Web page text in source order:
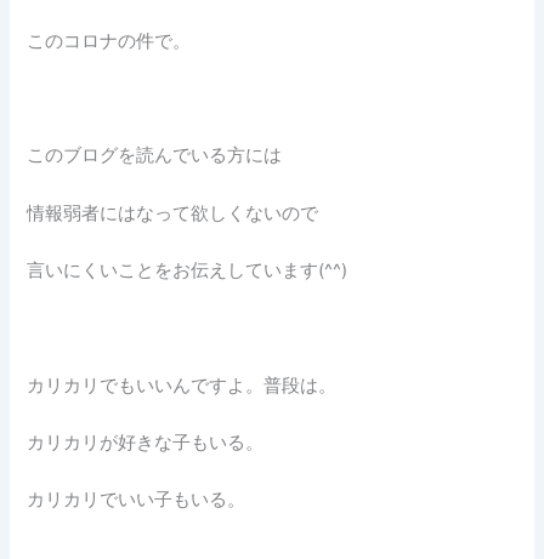
このコロナの件で。
このブログを読んでいる方には
情報弱者にはなって欲しくないので
言いにくいことをお伝えしています(^^)
カリカリでもいいんですよ。普段は。
カリカリが好きな子もいる。
カリカリでいい子もいる。